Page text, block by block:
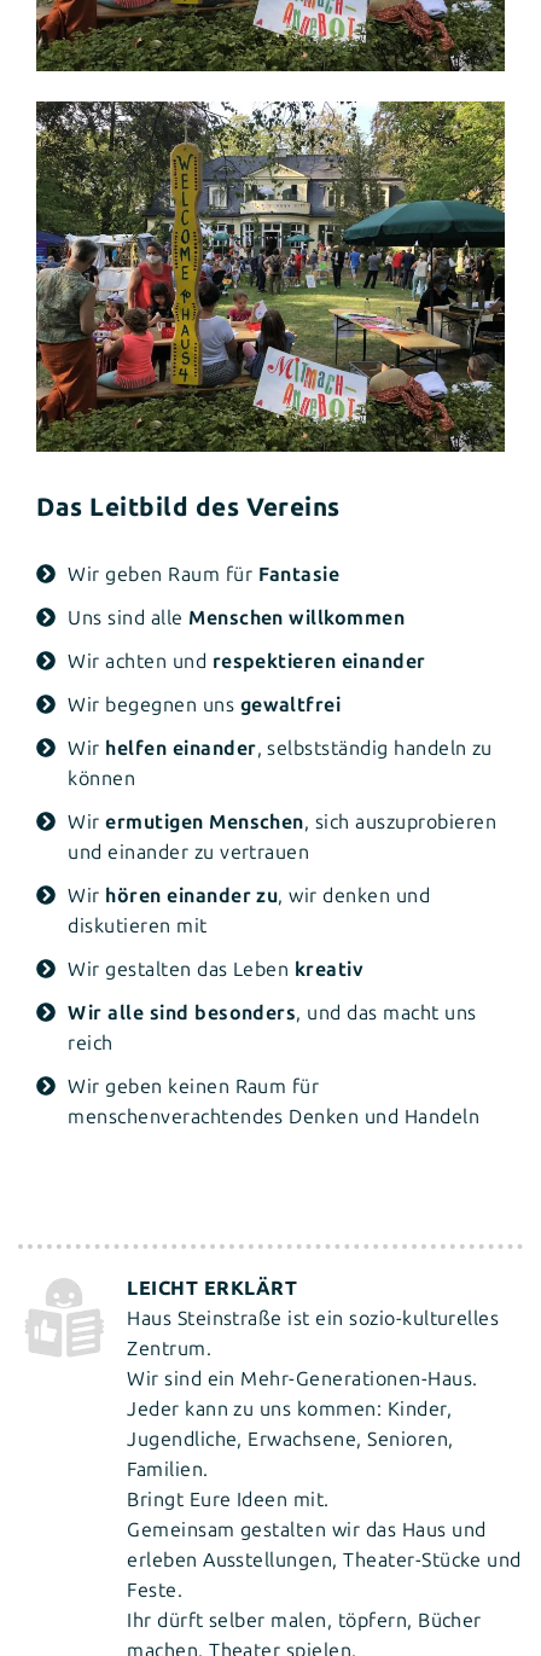
Das Leitbild des Vereins
Wir geben Raum für Fantasie
Uns sind alle Menschen willkommen
Wir achten und respektieren einander
Wir begegnen uns gewaltfrei
Wir helfen einander, selbstständig handeln zu
können
Wirermutigen Menschen, sich auszuprobieren
und einander zu vertrauen
Wir hören einander zu, wir denken und
diskutieren mit
Wir gestalten das Leben kreativ
Wir alle sind besonders, und das macht uns
reich
Wir geben keinen Raum für
menschenverachtendes Denken und Handeln
Haus Steinstraße ist ein sozio-kulturelles
Zentrum.
Wir sind ein Mehr-Generationen-Haus.
Jeder kann zu uns kommen: Kinder,
Jugendliche, Erwachsene, Senioren,
Familien.
Bringt Eure Ideen mit.
Gemeinsam gestalten wir das Haus und
erleben Ausstellungen, Theater-Stücke und
Feste.
Ihr dürft selber malen, töpfern, Bücher
machen, Theater spielen.